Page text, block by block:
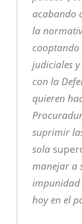
acabando
la
judiciales
con la
quieren
suprimir
sola
manejar a
impunidad
hoy en el